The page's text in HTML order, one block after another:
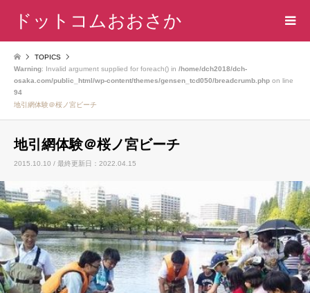
ドットコムおおさか
TOPICS
Warning: Invalid argument supplied for foreach() in /home/dch2018/dch-
osaka.com/public_html/wp-content/themes/gensen_tcd050/breadcrumb.php on line
94
地引網体験＠桜ノ宮ビーチ
地引網体験＠桜ノ宮ビーチ
2015.10.10 / 最終更新日：2022.04.15